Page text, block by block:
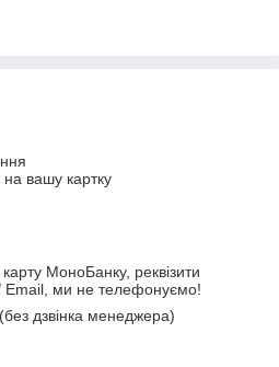
вашу картку
МоноБанку, реквізити
Email, ми не телефонуємо!
дзвінка менеджера)